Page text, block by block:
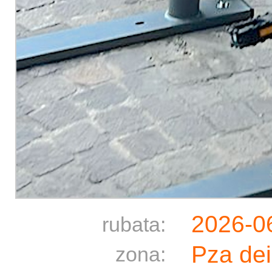
rubata: 2026-
zona: Pza